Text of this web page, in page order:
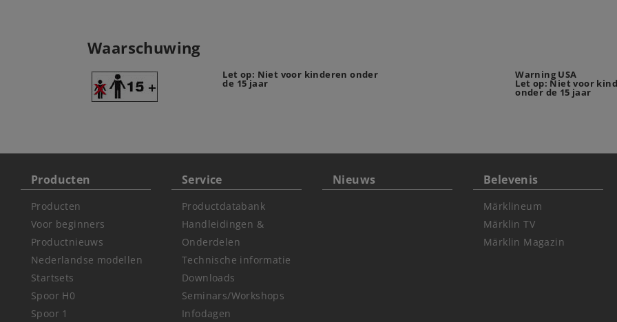
Waarschuwing
Let op: Niet voor kinderen onder
de 15 jaar
Warning USA
Let op: Niet voor
onder de 15 jaar
Producten
Producten
Voor beginners
Productnieuws
Nederlandse modellen
Startsets
Spoor H0
Spoor 1
Service
Productdatabank
Handleidingen &
Onderdelen
Technische informatie
Downloads
Seminars/Workshops
Infodagen
Nieuws Belevenis
Märklineum
Märklin TV
Märklin Magazin